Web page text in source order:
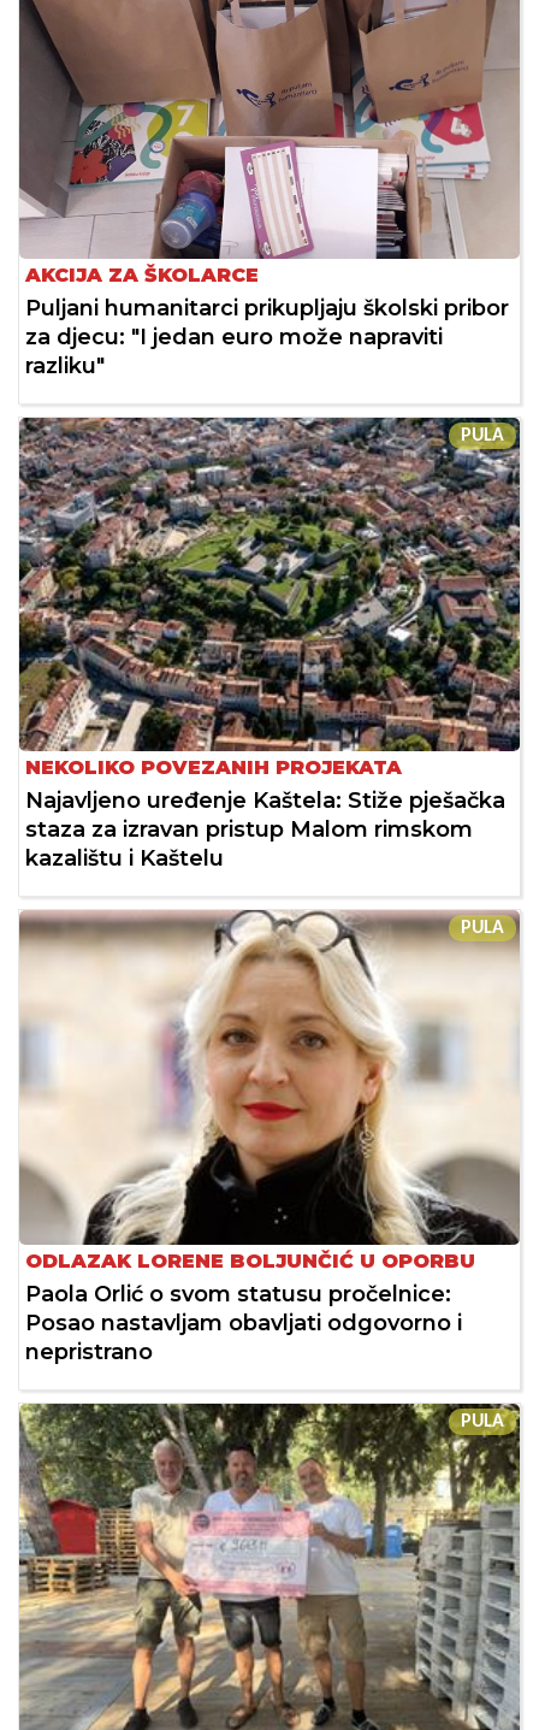
AKCIJA ZA ŠKOLARCE
Puljani humanitarci prikupljaju školski pribor
za djecu: "I jedan euro može napraviti
razliku"
PULA
NEKOLIKO POVEZANIH PROJEKATA
Najavljeno uređenje Kaštela: Stiže pješačka
staza za izravan pristup Malom rimskom
kazalištu i Kaštelu
PULA
ODLAZAK LORENE BOLJUNČIĆ U OPORBU
Paola Orlić o svom statusu pročelnice:
Posao nastavljam obavljati odgovorno i
nepristrano
PULA